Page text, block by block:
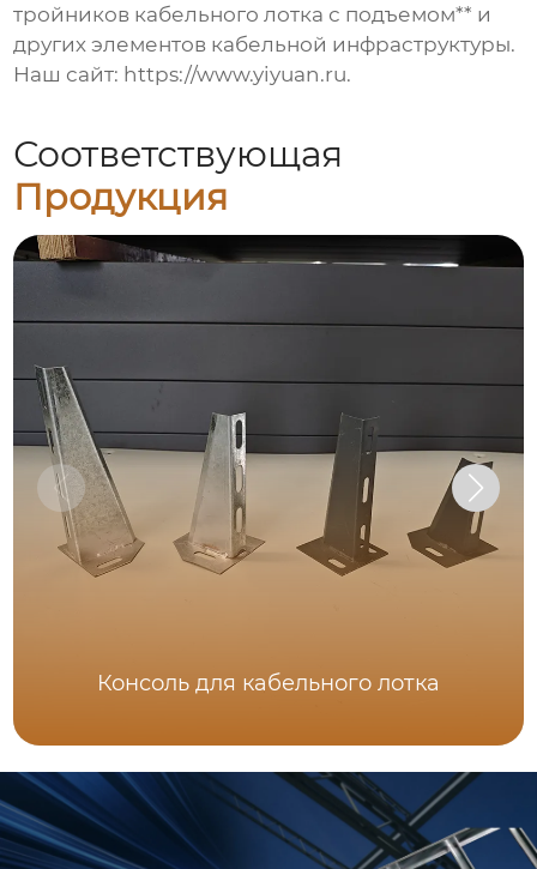
тройников кабельного лотка с подъемом** и
других элементов кабельной инфраструктуры.
Наш сайт: https://www.yiyuan.ru.
Соответствующая
Продукция
Консоль для кабельного лотка